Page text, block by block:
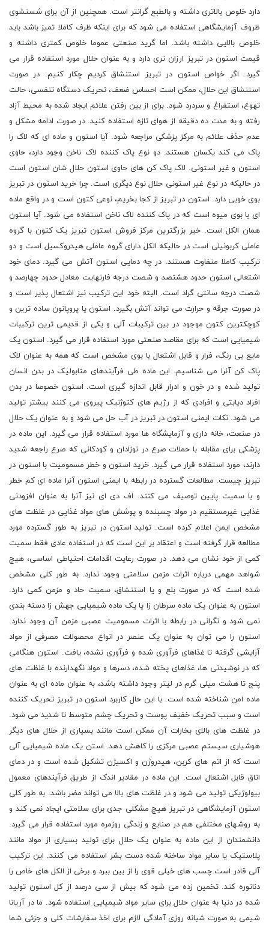
دارد خلوص بالاتری داشته و بالطبع گرانتر است. همچنین از آن برای شستشوی
ظروف آزمایشگاهی استفاده می شود که برای اینکه ظرف کاملا تمیز باشد باید
خلوص بالایی داشته باشد. اما گرید صنعتی عموما خلوص کمتری داشته و
قیمت استون در تبریز ارزان تری دارد و به عنوان حلال مورد استفاده قرار می
گیرد. اگر خواص استون در تبریز استنشاق کردیم چکار کنیم. در صورت
استنشاق این حلال، ممکن است احساس ضعف، تحریک دستگاه تنفسی، حالت
تهوع، استفراغ و سردرد شود. برای از بین رفتن علائم ایجاد شده به محیط آزاد
رفته و به مدت ده دقیقه از هوای تازه استفاده کنید. در صورت ادامه مشکل و
عدم حذف علائم به مرکز پزشکی مراجعه شود. آیا استون و ماده ای که لاک را
پاک می کند یکسان هستند. دو نوع پاک کننده لاک ناخن وجود دارد، حاوی
استون و غیر استونی. لاک پاک کن های حاوی استون حلال شان استون است
در حالیکه در نوع غیر استونی حلال نوع دیگری است. چرا خرید استون در تبریز
بوی خوبی دارد. استون در تبریز از کجا بخریم، نوعی کتون است و در واقع ماده
ای با بوی میوه است که در پاک کننده لاک ناخن استفاده می شود. آیا استون
همان الکل است. خیر بزرگترین مرکز فروش استون تبریز یک کتون با گروه
عاملی کربونیلی است در حالیکه الکل دارای گروه عاملی هیدروکسیل است و دو
ترکیب کاملا متفاوت هستند. در چه دمایی استون آتش می گیرد. دمای خود
اشتعالی استون حدود هشتصد و شصت درجه فارنهایت معادل حدود چهارصد و
شصت درجه سانتی گراد است. البته خود این ترکیب نیز اشتعال پذیر است و
در صورت جرقه و حرارت می تواند آتش بگیرد. استون یا پروپانون ساده ترین و
کوچکترین کتون موجود در بین ترکیبات آلی و یکی از قدیمی ترین ترکیبات
شیمیایی است که برای مقاصد صنعتی مورد استفاده قرار می گیرد. استون یک
مایع بی رنگ، فرار و قابل اشتعال با بوی مشخص است که همه به عنوان لاک
پاک کن آنرا می شناسیم. این ماده طی فرآیندهای متابولیک در بدن انسان
تولید شده و در خون و ادرار قابل اندازه گیری است. استون خصوصا در بدن
افراد دیابتی و افرادی که از رژیم های کتوژنیک پیروی می کنند بیشتر تولید
می شود. نکات ایمنی استون در تبریز در آب حل می شود و به عنوان یک حلال
در صنعت، خانه داری و آزمایشگاه ها مورد استفاده قرار می گیرد. این ماده در
پزشکی برای مقابله با حملات صرع در نوزادان و کودکانی که صرع راجعه شدید
دارند، مورد استفاده قرار می گیرد. خرید استون و خطر مسمومیت با استون در
تبریز چیست. مطالعات گسترده در رابطه با ایمنی استون آنرا ماده ای کم خطر
و با سمیت پایین توصیف می کنند. اف دی ای نیز آنرا به عنوان افزودنی
غذایی غیرمستقیم در مواد چسبنده و پوشش های مواد غذایی در غلظت های
مشخص ایمن اعلام کرده است. تولید استون در تبریز به طور گسترده مورد
مطالعه قرار گرفته است و اعتقاد بر این است که در استفاده عادی فقط سمیت
کمی از خود نشان می دهد. در صورت رعایت اقدامات احتیاطی اساسی، هیچ
شواهد مهمی درباره اثرات مزمن سلامتی وجود ندارد. به طور کلی مشخص
شده است که در صورت بلع و یا استنشاق، سمیت حاد و مزمن کمی دارد.
استون به عنوان یک ماده سرطان زا یا یک ماده شیمیایی جهش زا دسته بندی
نمی شود و نگرانی در رابطه با اثرات مسمومیت عصبی مزمن آن وجود ندارد.
استون را می توان به عنوان یک عنصر در انواع محصولات مصرفی از مواد
آرایشی گرفته تا غذاهای فرآوری شده و فرآوری نشده، یافت. استون هنگامی
که در نوشیدنی ها، غذاهای پخته شده، دسرها و مواد نگهدارنده با غلظت های
پنج تا هشت میلی گرم در لیتر وجود داشته باشد، به عنوان ماده ای به عنوان
ماده امن شناخته شده است. با این حال کاربرد استون در تبریز تحریک کننده
است و سبب تحریک خفیف پوست و تحریک چشم متوسط تا شدید می شود.
در غلظت های بالای بخارات آن ممکن است مانند بسیاری از حلال های دیگر
هوشیاری سیستم عصبی مرکزی را کاهش دهد. استن یک ماده شیمیایی آلی
است که از اتم های کربن، هیدروژن و اکسیژن تشکیل شده است و در دمای
اتاق قابل اشتعال است. این ماده در مقادیر اندک از طریق فرآیندهای معمول
بیولوژیکی تولید می شود و در غلظت های بالا می تواند مضر باشد. به طور کلی
استون آزمایشگاهی در تبریز هیچ مشکلی جدی برای سلامتی ایجاد نمی کند و
به روشهای مختلفی هم در صنایع و زندگی روزمره مورد استفاده قرار می گیرد.
دانشمندان از این ماده به عنوان یک حلال برای تولید بسیاری از مواد مانند
پلاستیک یا سایر مواد ساخته شده دست بشر استفاده می کنند. این ترکیب
آلی قادر است چسب های خیلی قوی را از بین ببرد و برخی از الکل های خاص را
دناتوره کند. تخمین زده می شود که بیش از سی درصد از کل استون تولید
شده در دنیا به عنوان حلال برای سایر مواد شیمیایی استفاده شود. ما در آریانا
شیمی به صورت شبانه روزی آمادگی لازم برای اخذ سفارشات کلی و جزئی شما